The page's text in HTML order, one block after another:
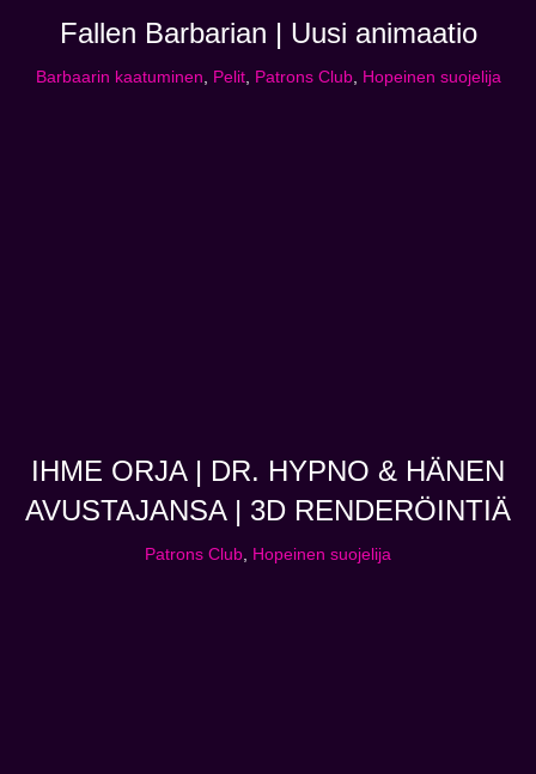
Fallen Barbarian | Uusi animaatio
Barbaarin kaatuminen, Pelit, Patrons Club, Hopeinen suojelija
IHME ORJA | DR. HYPNO & HÄNEN
AVUSTAJANSA | 3D RENDERÖINTIÄ
Patrons Club, Hopeinen suojelija